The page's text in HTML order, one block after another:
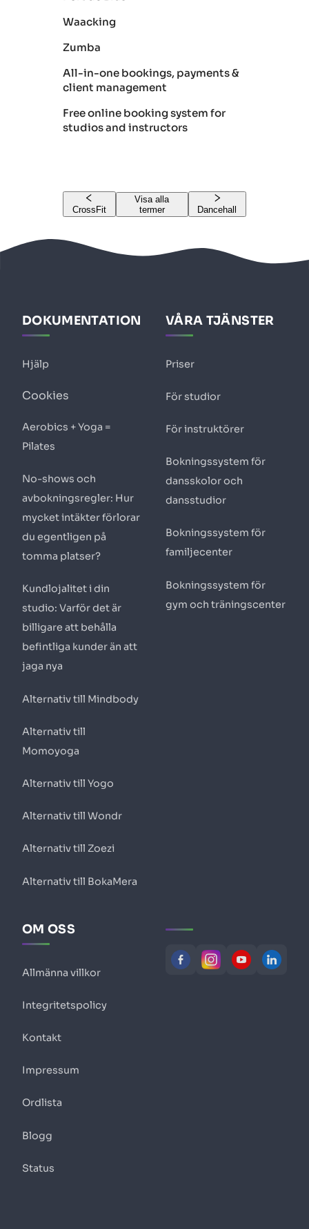
Waacking
Zumba
All-in-one bookings, payments &
client management
Free online booking system for
studios and instructors
CrossFit
Visa alla
termer
Dancehall
DOKUMENTATION
Hjälp
Cookies
Aerobics + Yoga =
Pilates
No-shows och
avbokningsregler: Hur
mycket intäkter förlorar
du egentligen på
tomma platser?
Kundlojalitet i din
studio: Varför det är
billigare att behålla
befintliga kunder än att
jaga nya
Alternativ till Mindbody
Alternativ till
Momoyoga
Alternativ till Yogo
Alternativ till Wondr
Alternativ till Zoezi
Alternativ till BokaMera
VÅRA TJÄNSTER
Priser
För studior
För instruktörer
Bokningssystem för
dansskolor och
dansstudior
Bokningssystem för
familjecenter
Bokningssystem för
gym och träningscenter
OM OSS
Allmänna villkor
Integritetspolicy
Kontakt
Impressum
Ordlista
Blogg
Status